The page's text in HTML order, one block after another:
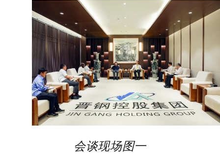
会谈现场图一